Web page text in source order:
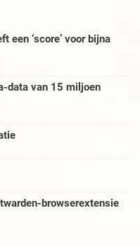
een ‘score’ voor bijna
data van 15 miljoen
browserextensie